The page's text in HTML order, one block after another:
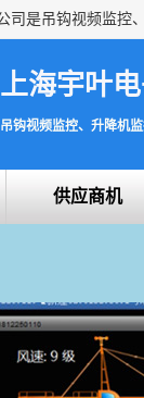
上海宇叶
吊钩视频监控、升降机
供应商机